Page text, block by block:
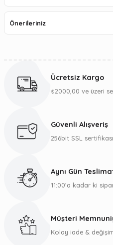
Önerileriniz
Ücretsiz Kargo
₺2000,00 ve üzeri
Güvenli Alışveriş
256bit SSL
Aynı Gün
11:00’a kadar ki
Müşteri
Kolay iade &